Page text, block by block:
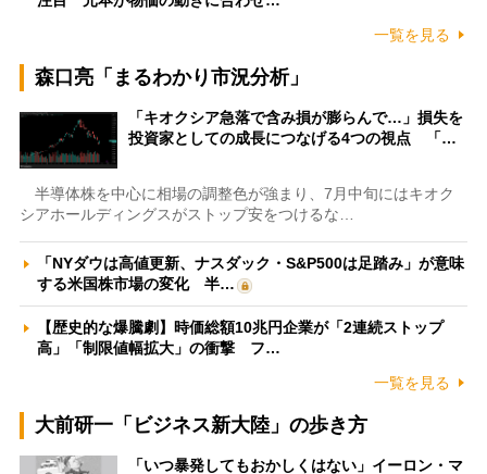
一覧を見る
森口亮「まるわかり市況分析」
「キオクシア急落で含み損が膨らんで…」損失を
投資家としての成長につなげる4つの視点 「…
半導体株を中心に相場の調整色が強まり、7月中旬にはキオク
シアホールディングスがストップ安をつけるな…
「NYダウは高値更新、ナスダック・S&P500は足踏み」が意味
する米国株市場の変化 半…
【歴史的な爆騰劇】時価総額10兆円企業が「2連続ストップ
高」「制限値幅拡大」の衝撃 フ…
一覧を見る
大前研一「ビジネス新大陸」の歩き方
「いつ暴発してもおかしくはない」イーロン・マ